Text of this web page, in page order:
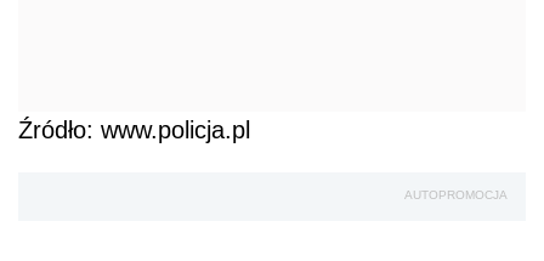
Źródło: www.policja.pl
AUTOPROMOCJA